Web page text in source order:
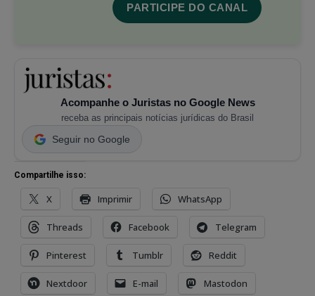
PARTICIPE DO CANAL
Acompanhe o Juristas no Google News
receba as principais notícias jurídicas do Brasil
Seguir no Google
Compartilhe isso:
X Imprimir WhatsApp
Threads Facebook Telegram
Pinterest Tumblr Reddit
Nextdoor E-mail Mastodon